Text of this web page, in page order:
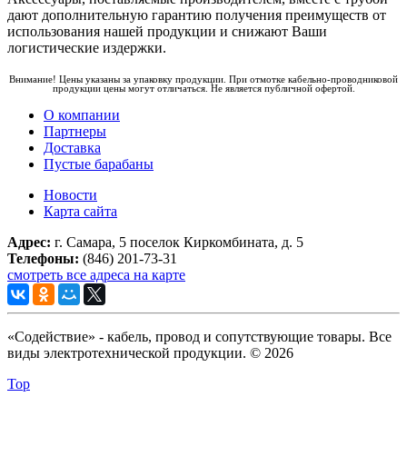
дают дополнительную гарантию получения преимуществ от
использования нашей продукции и снижают Ваши
логистические издержки.
Внимание! Цены указаны за упаковку продукции. При отмотке кабельно-проводниковой
продукции цены могут отличаться. Не является публичной офертой.
О компании
Партнеры
Доставка
Пустые барабаны
Новости
Карта сайта
Адрес: г. Самара, 5 поселок Киркомбината, д. 5
Телефоны: (846) 201-73-31
смотреть все адреса на карте
«Содействие» - кабель, провод и сопутствующие товары. Все
виды электротехнической продукции. © 2026
Top